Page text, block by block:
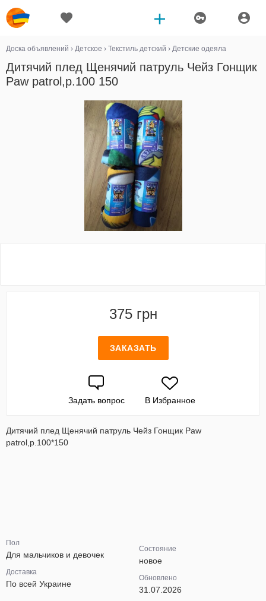
Доска объявлений › Детское › Текстиль детский › Детские одеяла
Дитячий плед Щенячий патруль Чейз Гонщик
Paw patrol,р.100 150
375 грн
ЗАКАЗАТЬ
Задать вопрос В Избранное
Дитячий плед Щенячий патруль Чейз Гонщик Paw
patrol,р.100*150
Пол
Для мальчиков и девочек
Доставка
По всей Украине
Состояние
новое
Обновлено
31.07.2026